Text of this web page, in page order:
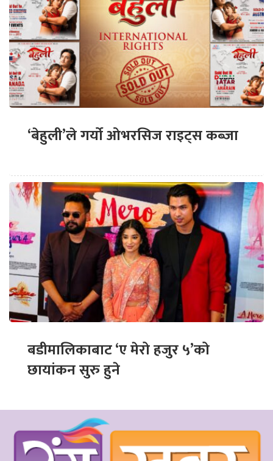
‘बेहुली’ले गर्यो ओभरसिज राइट्स कब्जा
बडीमालिकाबाट ‘ए मेरो हजुर ५’को
छायांकन सुरु हुने